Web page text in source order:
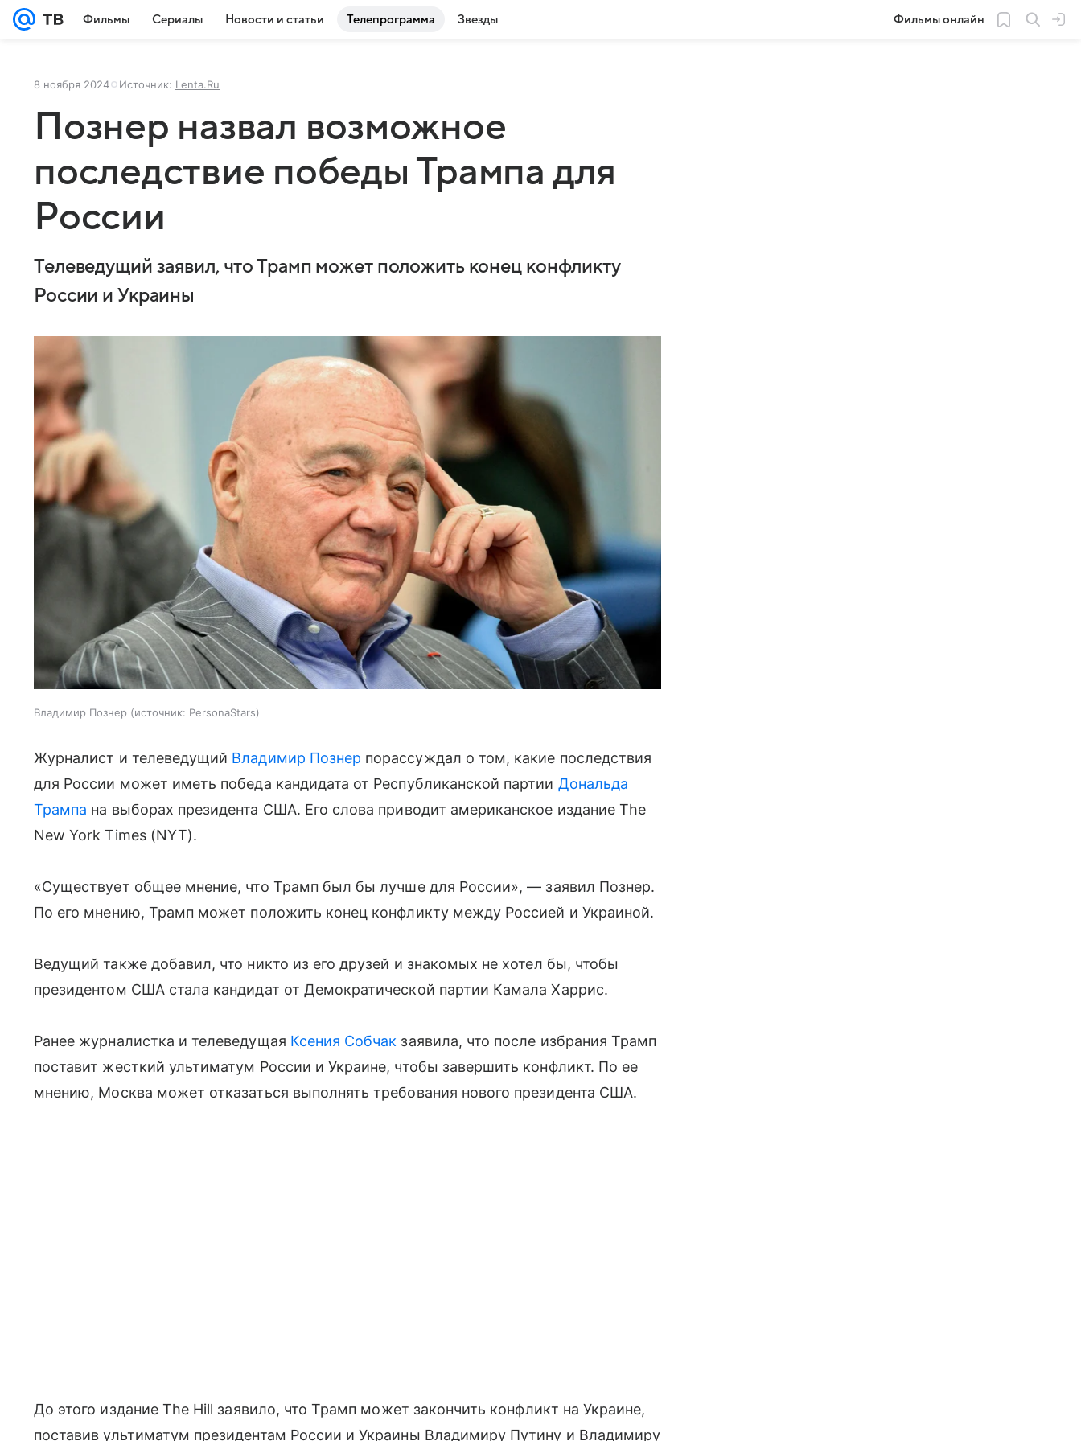
Фильмы Сериалы Новости и статьи Телепрограмма Звезды Фильмы онлайн
8 ноября 2024 Источник: Lenta.Ru
Познер назвал возможное
последствие победы Трампа для
России
Телеведущий заявил, что Трамп может положить конец конфликту
России и Украины
Владимир Познер источник: PersonaStars
Журналист и телеведущий Владимир Познер порассуждал о том, какие последствия
для России может иметь победа кандидата от Республиканской партии Дональда
Трампа на выборах президента США. Его слова приводит американское издание The
New York Times (NYT).
«Существует общее мнение, что Трамп был бы лучше для России», — заявил Познер.
По его мнению, Трамп может положить конец конфликту между Россией и Украиной.
Ведущий также добавил, что никто из его друзей и знакомых не хотел бы, чтобы
президентом США стала кандидат от Демократической партии Камала Харрис.
Ранее журналистка и телеведущая Ксения Собчак заявила, что после избрания Трамп
поставит жесткий ультиматум России и Украине, чтобы завершить конфликт. По ее
мнению, Москва может отказаться выполнять требования нового президента США.
До этого издание The Hill заявило, что Трамп может закончить конфликт на Украине,
поставив ультиматум президентам России и Украины Владимиру Путину и Владимиру